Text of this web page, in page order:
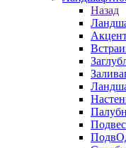
Назад